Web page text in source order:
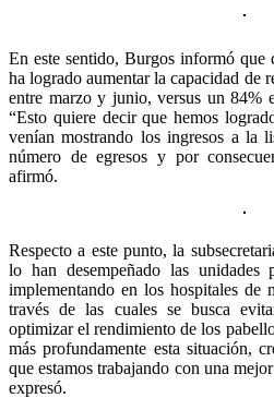
En este sentido, Burgos informó que
ha logrado aumentar la capacidad de
entre marzo y junio, versus un 84%
“Esto quiere decir que hemos
venían mostrando los ingresos a la
número de egresos y por
afirmó.
Respecto a este punto, la
lo han desempeñado las unidades
implementando en los hospitales de
través de las cuales se busca
optimizar el rendimiento de los
más profundamente esta situación,
que estamos trabajando con una
expresó.